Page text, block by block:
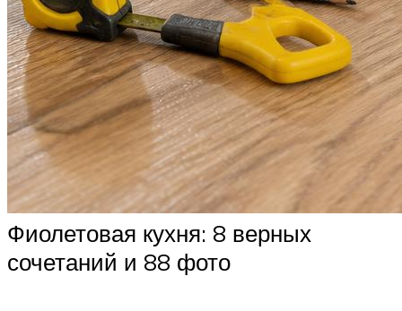
Фиолетовая кухня: 8 верных
сочетаний и 88 фото